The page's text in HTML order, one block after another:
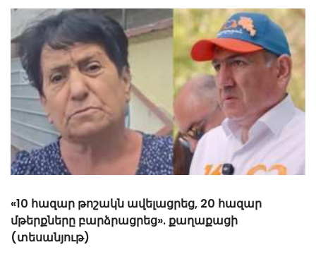
«Հիշեցի՞ք մեզ, ձեր սանիկներն ենք». աղջիկները՝
Նիկոլ Փաշինյանին